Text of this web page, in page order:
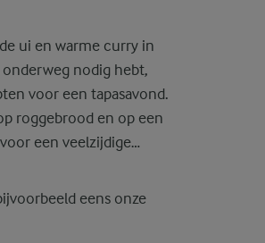
ui en warme curry in
nodig hebt,
voor een tapasavond.
roggebrood en op een
een veelzijdige
eens onze